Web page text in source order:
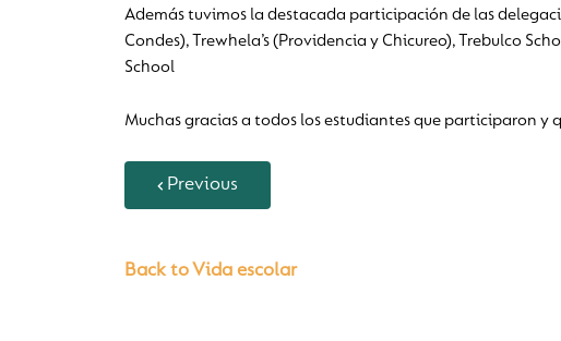
Además tuvimos la destacada participación de las
Condes), Trewhela’s (Providencia y Chicureo), Trebulco
School
Muchas gracias a todos los estudiantes que participaron
Previous
Back to Vida escolar